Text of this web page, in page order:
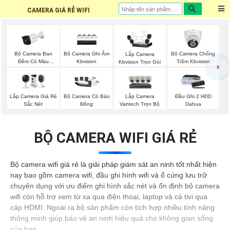
CAMERA GIÁ RẺ WIFI
Bộ Camera Ban
Đêm Có Màu
Bộ Camera Ghi Âm
Kbvision
Lắp Camera
Kbvision Trọn Gói
Bộ Camera Chống
Trộm Kbvision
Lắp Camera Giá Rẻ
Sắc Nét
Bộ Camera Có Báo
Đông
Lắp Camera
Vantech Trọn Bộ
Đầu Ghi 2 HDD
Dahua
BỘ CAMERA WIFI GIÁ RẺ
Bộ camera wifi giá rẻ là giải pháp giám sát an ninh tốt nhất hiện
nay bao gồm camera wifi, đầu ghi hình wifi và ổ cứng lưu trữ
chuyên dụng với ưu điểm ghi hình sắc nét và ổn định bộ camera
wifi còn hỗ trợ xem từ xa qua điện thoại, laptop và cả tivi qua
cáp HDMI. Ngoài ra bộ sản phẩm còn tích hợp nhiều tính năng
thông minh giúp bảo vệ an ninh hiệu quả cho không gian sống